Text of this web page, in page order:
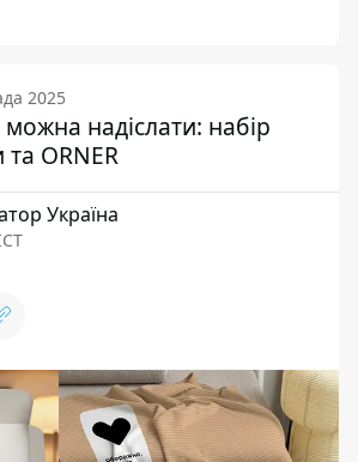
2025
надіслати: набір
ORNER
Україна